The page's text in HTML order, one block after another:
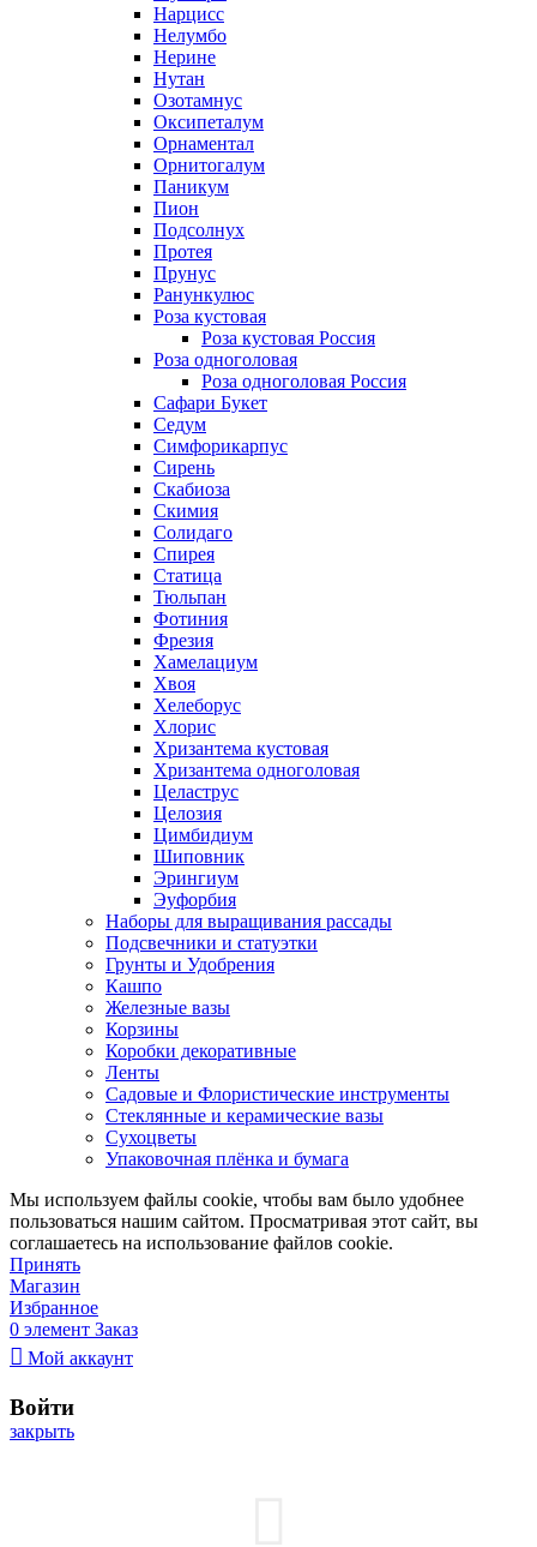
Нарцисс
Нелумбо
Нерине
Нутан
Озотамнус
Оксипеталум
Орнаментал
Орнитогалум
Паникум
Пион
Подсолнух
Протея
Прунус
Ранункулюс
Роза кустовая
Роза кустовая Россия
Роза одноголовая
Роза одноголовая Россия
Сафари Букет
Седум
Симфорикарпус
Сирень
Скабиоза
Скимия
Солидаго
Спирея
Статица
Тюльпан
Фотиния
Фрезия
Хамелациум
Хвоя
Хелеборус
Хлорис
Хризантема кустовая
Хризантема одноголовая
Целаструс
Целозия
Цимбидиум
Шиповник
Эрингиум
Эуфорбия
Наборы для выращивания рассады
Подсвечники и статуэтки
Грунты и Удобрения
Кашпо
Железные вазы
Корзины
Коробки декоративные
Ленты
Садовые и Флористические инструменты
Стеклянные и керамические вазы
Сухоцветы
Упаковочная плёнка и бумага
Мы используем файлы cookie, чтобы вам было удобнее
пользоваться нашим сайтом. Просматривая этот сайт, вы
соглашаетесь на использование файлов cookie.
Принять
Магазин
Избранное
0 элемент Заказ
Мой аккаунт
Войти
закрыть